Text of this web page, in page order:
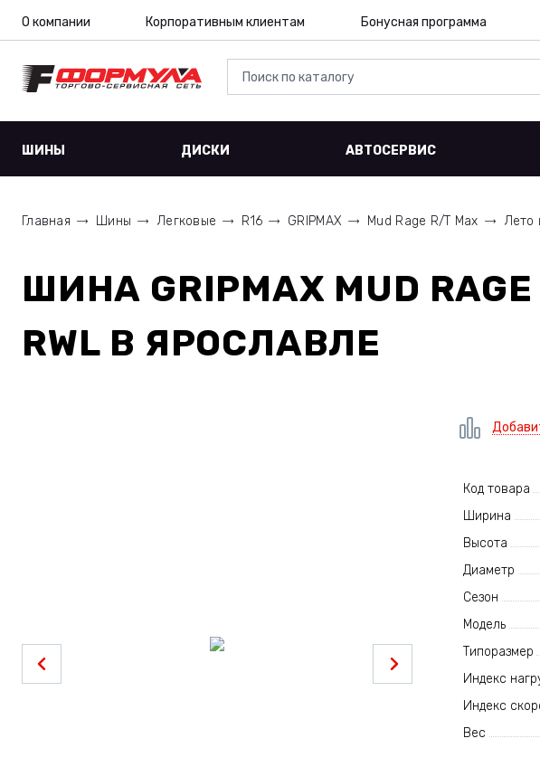
О компании Корпоративным клиентам Бонусная программа
ШИНЫ ДИСКИ АВТОСЕРВИС
Главная Шины Легковые R16 GRIPMAX Mud Rage R/T Max Лето
ШИНА GRIPMAX MUD
RWL В ЯРОСЛАВЛЕ
Код товара
Ширина
Высота
Диаметр
Сезон
Модель
Типоразмер
Индекс
Индекс
Вес